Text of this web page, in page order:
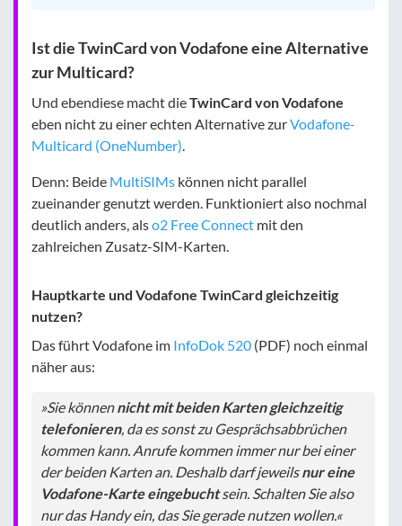
Ist die TwinCard von Vodafone eine Alternative
zur Multicard?
Und ebendiese macht dieTwinCard von Vodafone
eben nicht zu einer echten Alternative zurVodafone-
Multicard (OneNumber)
Denn: Beide MultiSIMs können nicht parallel
zueinander genutzt werden. Funktioniert also nochmal
deutlich anders, also2 Free Connect mit den
zahlreichen Zusatz-SIM-Karten.
Hauptkarte und Vodafone TwinCard gleichzeitig
nutzen?
Das führt Vodafone im InfoDok 520 (PDF) noch einmal
näher aus:
»Sie könnennicht mit beiden Karten gleichzeitig
telefonieren, da es sonst zu Gesprächsabbrüchen
kommen kann. Anrufe kommen immer nur bei einer
der beiden Karten an. Deshalb darf jeweilsnur eine
Vodafone-Karte eingebuchtsein. Schalten Sie also
nur das Handy ein, das Sie gerade nutzen wollen.«